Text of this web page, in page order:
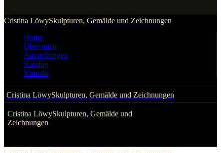
Cristina LöwySkulpturen, Gemälde und Zeichnungen
Home
Über mich
Ausstellungen
Katalog
Kontakt
Cristina LöwySkulpturen, Gemälde und Zeichnungen
Cristina LöwySkulpturen, Gemälde und
Zeichnungen
Cristina LöwySkulpturen, Gemälde und Zeichnungen